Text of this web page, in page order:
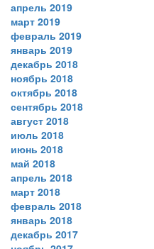
апрель 2019
март 2019
февраль 2019
январь 2019
декабрь 2018
ноябрь 2018
октябрь 2018
сентябрь 2018
август 2018
июль 2018
июнь 2018
май 2018
апрель 2018
март 2018
февраль 2018
январь 2018
декабрь 2017